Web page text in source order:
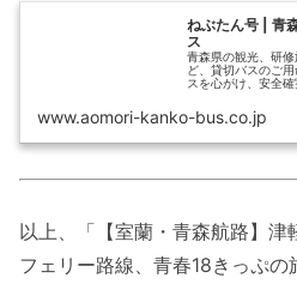
ねぶたん号 | 青
ス
青森県の観光、研
ど、貸切バスのご
スを心がけ、安全確
www.aomori-kanko-bus.co.jp
以上、「【室蘭・青森航路】津
フェリー路線、青春18きっぷ